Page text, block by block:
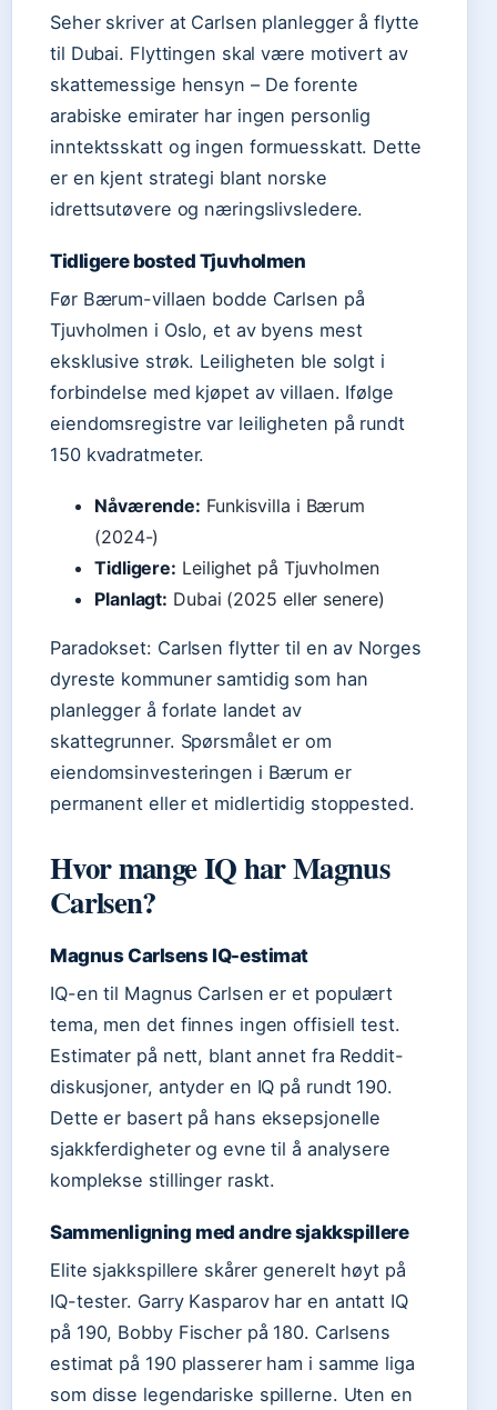
Seher skriver at Carlsen planlegger å flytte
til Dubai. Flyttingen skal være motivert av
skattemessige hensyn – De forente
arabiske emirater har ingen personlig
inntektsskatt og ingen formuesskatt. Dette
er en kjent strategi blant norske
idrettsutøvere og næringslivsledere.
Tidligere bosted Tjuvholmen
Før Bærum-villaen bodde Carlsen på
Tjuvholmen i Oslo, et av byens mest
eksklusive strøk. Leiligheten ble solgt i
forbindelse med kjøpet av villaen. Ifølge
eiendomsregistre var leiligheten på rundt
150 kvadratmeter.
Nåværende: Funkisvilla i Bærum
(2024-)
Tidligere: Leilighet på Tjuvholmen
Planlagt: Dubai (2025 eller senere)
Paradokset: Carlsen flytter til en av Norges
dyreste kommuner samtidig som han
planlegger å forlate landet av
skattegrunner. Spørsmålet er om
eiendomsinvesteringen i Bærum er
permanent eller et midlertidig stoppested.
Hvor mange IQ har Magnus
Carlsen?
Magnus Carlsens IQ-estimat
IQ-en til Magnus Carlsen er et populært
tema, men det finnes ingen offisiell test.
Estimater på nett, blant annet fra Reddit-
diskusjoner, antyder en IQ på rundt 190.
Dette er basert på hans eksepsjonelle
sjakkferdigheter og evne til å analysere
komplekse stillinger raskt.
Sammenligning med andre sjakkspillere
Elite sjakkspillere skårer generelt høyt på
IQ-tester. Garry Kasparov har en antatt IQ
på 190, Bobby Fischer på 180. Carlsens
estimat på 190 plasserer ham i samme liga
som disse legendariske spillerne. Uten en